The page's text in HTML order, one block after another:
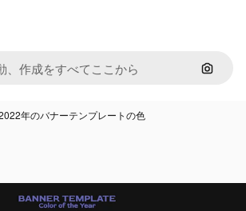
画像で
年のバナーテンプレートの色